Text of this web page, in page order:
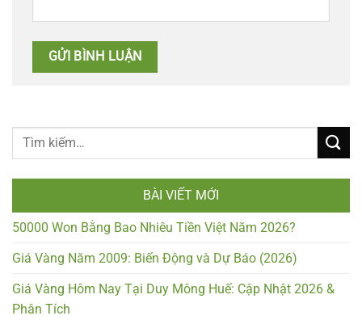
BÀI VIẾT MỚI
50000 Won Bằng Bao Nhiêu Tiền Việt Năm 2026?
Giá Vàng Năm 2009: Biến Động và Dự Báo (2026)
Giá Vàng Hôm Nay Tại Duy Mông Huế: Cập Nhật 2026 &
Phân Tích